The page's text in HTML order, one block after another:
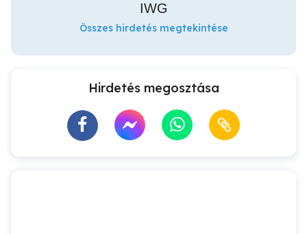
IWG
Összes hirdetés megtekintése
Hirdetés megosztása